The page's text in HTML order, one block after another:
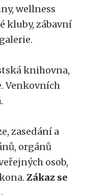
wellness
kluby, zábavní
knihovna,
Venkovních
zasedání a
orgánů
osob,
Zákaz se